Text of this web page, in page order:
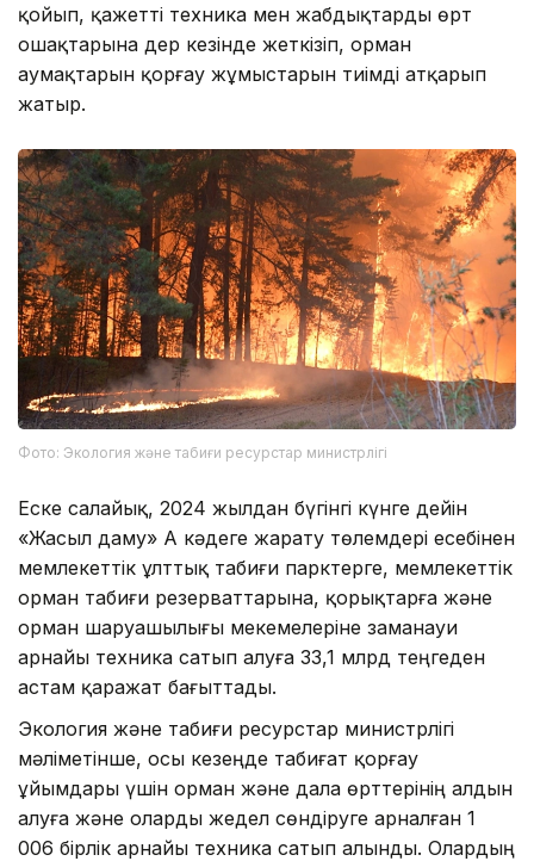
қойып, қажетті техника мен жабдықтарды өрт
ошақтарына дер кезінде жеткізіп, орман
аумақтарын қорғау жұмыстарын тиімді атқарып
жатыр.
Фото: Экология және табиғи ресурстар министрлігі
Еске салайық, 2024 жылдан бүгінгі күнге дейін
«Жасыл даму» АҚ кәдеге жарату төлемдері есебінен
мемлекеттік ұлттық табиғи парктерге, мемлекеттік
орман табиғи резерваттарына, қорықтарға және
орман шаруашылығы мекемелеріне заманауи
арнайы техника сатып алуға 33,1 млрд теңгеден
астам қаражат бағыттады.
Экология және табиғи ресурстар министрлігі
мәліметінше, осы кезеңде табиғат қорғау
ұйымдары үшін орман және дала өрттерінің алдын
алуға және оларды жедел сөндіруге арналған 1
006 бірлік арнайы техника сатып алынды. Олардың